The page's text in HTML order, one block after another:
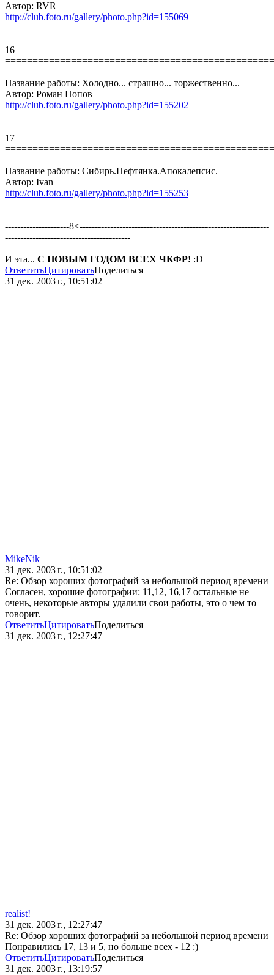
Автор: RVR
http://club.foto.ru/gallery/photo.php?id=155069
16
Название работы: Холодно... страшно... торжественно...
Автор: Роман Попов
http://club.foto.ru/gallery/photo.php?id=155202
17
Название работы: Сибирь.Нефтянка.Апокалепсис.
Автор: Ivan
http://club.foto.ru/gallery/photo.php?id=155253
---------------------8<--------------------------------------------------------------
-----------------------------------------
И эта... С НОВЫМ ГОДОМ ВСЕХ ЧКФР! :D
ОтветитьЦитироватьПоделиться
31 дек. 2003 г., 10:51:02
MikeNik
31 дек. 2003 г., 10:51:02
Re: Обзор хороших фотографий за небольшой период времени
Согласен, хорошие фотографии: 11,12, 16,17 остальные не
очень, некоторые авторы удалили свои работы, это о чем то
говорит.
ОтветитьЦитироватьПоделиться
31 дек. 2003 г., 12:27:47
realist!
31 дек. 2003 г., 12:27:47
Re: Обзор хороших фотографий за небольшой период времени
Понравились 17, 13 и 5, но больше всех - 12 :)
ОтветитьЦитироватьПоделиться
31 дек. 2003 г., 13:19:57